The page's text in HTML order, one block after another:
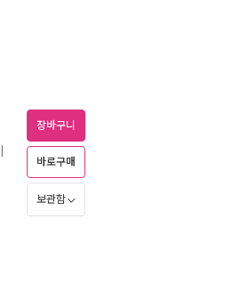
장바구니
바로구매
보관함